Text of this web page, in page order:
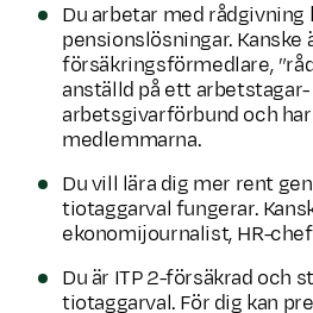
Du arbetar med rådgivning
pensionslösningar. Kanske
försäkringsförmedlare,
anställd på ett
arbetsgivarförbund och
medlemmarna.
Du vill lära dig mer rent
tiotaggarval fungerar.
ekonomijournalist, HR-
Du är ITP 2-försäkrad och
tiotaggarval. För dig kan